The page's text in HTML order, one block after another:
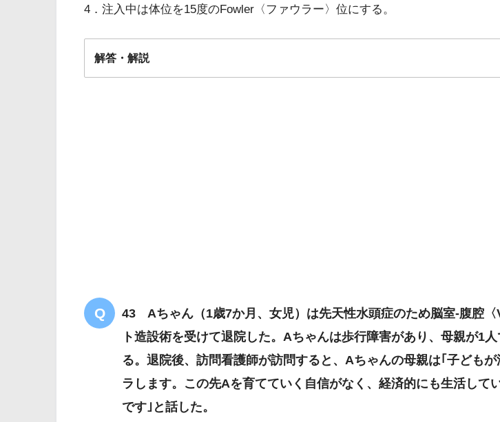
4．注入中は体位を15度のFowler〈ファウラー〉位にする。
解答・解説
43 Aちゃん（1歳7か月、女児）は先天性水頭症のため脳室-腹腔〈
ト造設術を受けて退院した。Aちゃんは歩行障害があり、母親が1
る。退院後、訪問看護師が訪問すると、Aちゃんの母親は｢子どもが
ラします。この先Aを育てていく自信がなく、経済的にも生活して
です｣と話した。